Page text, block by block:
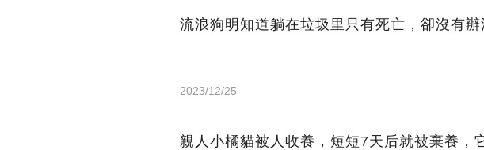
流浪狗明知道躺在垃圾里只有死亡，卻沒有
2023/12/25
親人小橘貓被人收養，短短7天后就被棄養，